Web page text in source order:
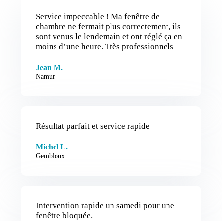
Service impeccable ! Ma fenêtre de
chambre ne fermait plus correctement, ils
sont venus le lendemain et ont réglé ça en
moins d’une heure. Très professionnels
Jean M.
Namur
Résultat parfait et service rapide
Michel L.
Gembloux
Intervention rapide un samedi pour une
fenêtre bloquée.